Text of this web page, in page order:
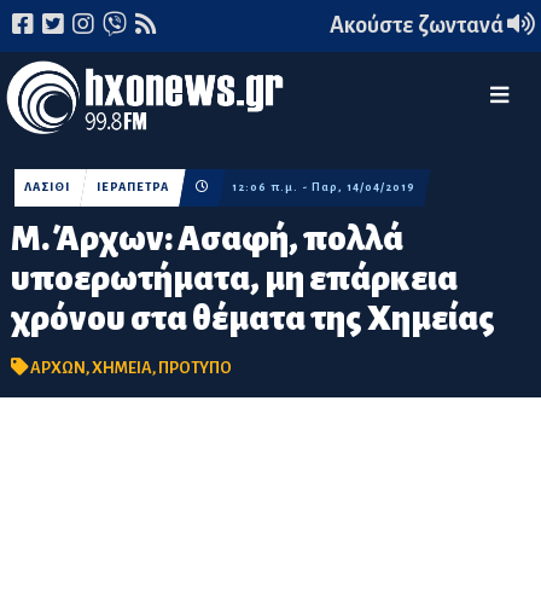
Ακούστε ζωντανά
Μ. Άρχων: Ασαφή, πολλά
υποερωτήματα, μη επάρκεια
χρόνου στα θέματα της Χημείας
ΛΑΣΙΘΙ ΙΕΡΑΠΕΤΡΑ 12:06 π.μ. - Παρ, 14/04/2019
ΑΡΧΩΝ,ΧΗΜΕΙΑ, ΠΡΟΤΥΠΟ